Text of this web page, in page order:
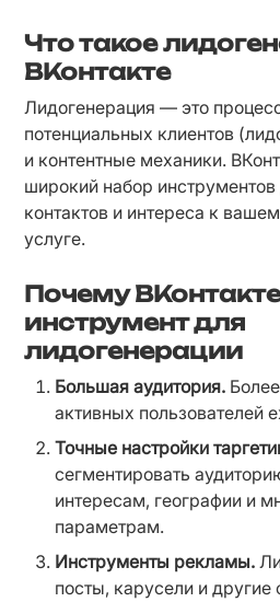
Что такое
ВКонтакте
Лидогенерация — это
потенциальных клиентов
и контентные механики.
широкий набор инструментов
контактов и интереса к
услуге.
Почему
инструмент для
лидогенерации
Большая аудитория.
активных пользователей
Точные настройки
сегментировать
интересам, географии и
параметрам.
Инструменты рекламы.
посты, карусели и